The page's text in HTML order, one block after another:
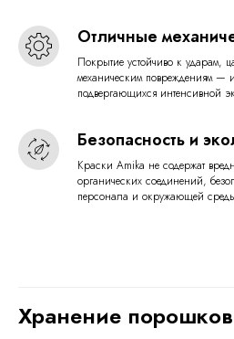
Отличные
Покрытие устойчиво к ударам,
механическим повреждениям —
подвергающихся интенсивной
Безопасность и
Краски Amika не содержат
органических соединений,
персонала и окружающей
Хранение